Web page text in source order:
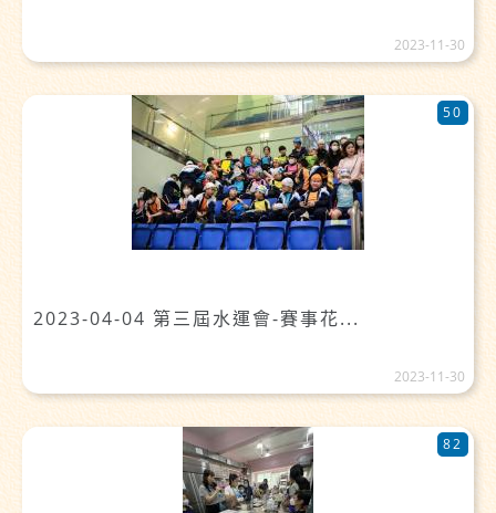
2023-11-30
2023-04-04 第三屆水運會-賽事花...
50
2023-11-30
82